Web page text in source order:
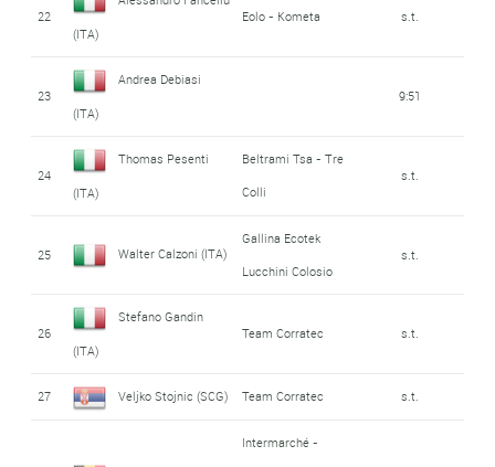
22
(ITA)
Eolo - Kometa s.t.
23
Andrea Debiasi
(ITA)
9:51
24
Thomas Pesenti
(ITA)
Beltrami Tsa - Tre
Colli
s.t.
25 Walter Calzoni (ITA)
Gallina Ecotek
Lucchini Colosio
s.t.
26
Stefano Gandin
(ITA)
Team Corratec s.t.
27 Veljko Stojnic (SCG) Team Corratec s.t.
Intermarché -